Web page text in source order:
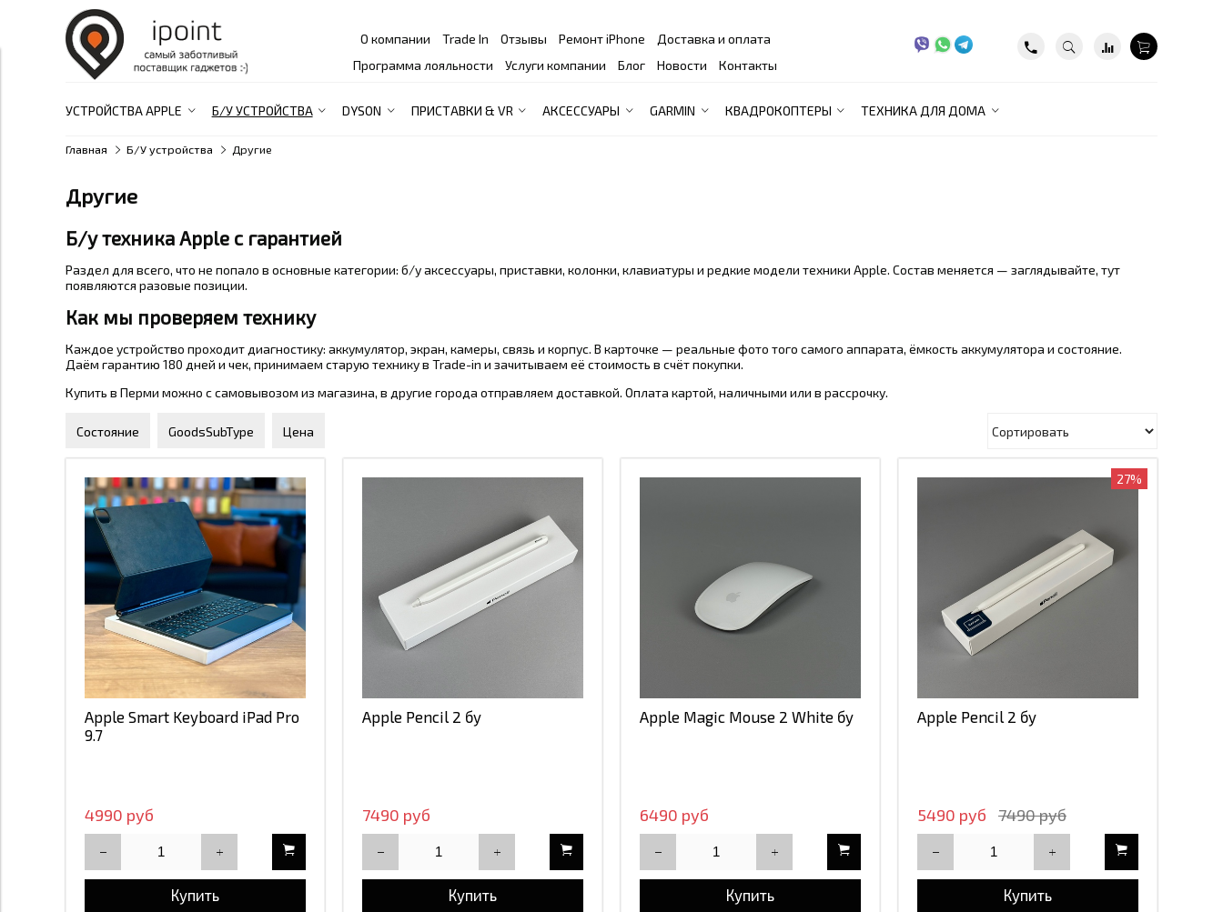
О компании Trade In Отзывы Ремонт iPhone
Доставка и оплата
Программа лояльности
Услуги компании Блог Новости Контакты
УСТРОЙСТВА APPLE Б/У УСТРОЙСТВА DYSON ПРИСТАВКИ & VR АКСЕССУАРЫ GARMIN КВАДРОКОПТЕРЫ ТЕХНИКА ДЛЯ ДОМА
Главная Б/У устройства Другие
Другие
Б/у техника Apple с гарантией
Раздел для всего, что не попало в основные категории: б/у аксессуары, приставки, колонки, клавиатуры и редкие модели техники Apple. Состав меняется — заглядывайте, тут
появляются разовые позиции.
Как мы проверяем технику
Каждое устройство проходит диагностику: аккумулятор, экран, камеры, связь и корпус. В карточке — реальные фото того самого аппарата, ёмкость аккумулятора и состояние.
Даём гарантию 180 дней и чек, принимаем старую технику в Trade-in и зачитываем её стоимость в счёт покупки.
Купить в Перми можно с самовывозом из магазина, в другие города отправляем доставкой. Оплата картой, наличными или в рассрочку.
Состояние
Б/у
Применить Закрыть
GoodsSubType
Мыши
Клавиатуры
Применить
Цена
4 990
4990
Закрыть
Apple Smart Keyboard iPad Pro
9.7
4990 руб
Купить
Apple Pencil 2 бу
7490 руб
Купить
Apple Magic Mouse 2 White бу
6490 руб
Купить
27%
Apple Pencil 2 бу
5490 руб 7490 руб
Купить